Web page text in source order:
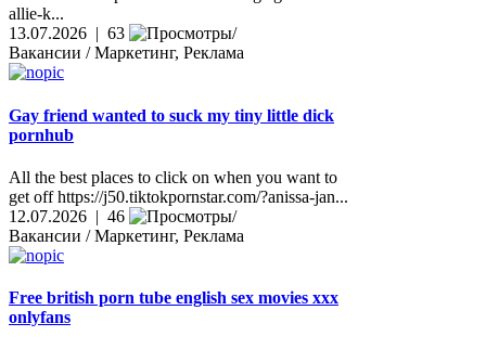
allie-k...
13.07.2026 | 63
Вакансии / Маркетинг, Реклама
Gay friend wanted to suck my tiny little dick
pornhub
All the best places to click on when you want to
get off https://j50.tiktokpornstar.com/?anissa-jan...
12.07.2026 | 46
Вакансии / Маркетинг, Реклама
Free british porn tube english sex movies xxx
onlyfans